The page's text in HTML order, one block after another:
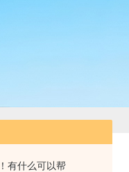
有什么可以帮